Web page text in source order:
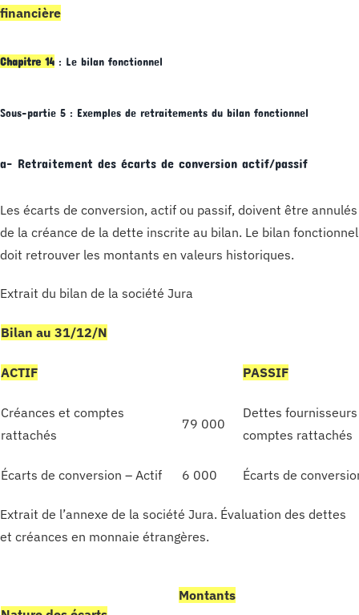
financière
Chapitre 14: Le bilan fonctionnel
Sous-partie 5 : Exemples de retraitements du bilan fonctionnel
a- Retraitement des écarts de conversion actif/passif
Les écarts de conversion, actif ou passif, doivent être annulés
de la créance de la dette inscrite au bilan. Le bilan fonctionnel
doit retrouver les montants en valeurs historiques.
Extrait du bilan de la société Jura
Bilan au 31/12/N
ACTIF PASSIF
Créances et comptes
rattachés
79 000
Dettes
comptes rattachés
Écarts de conversion – Actif 6 000 Écarts de
Extrait de l’annexe de la société Jura. Évaluation des dettes
et créances en monnaie étrangères.
Montants